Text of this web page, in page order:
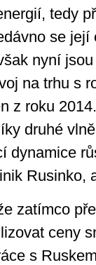
tedy
se
nyní
na trhu s
z roku
druhé
dynamice
Rusinko,
zatímco
ceny
s